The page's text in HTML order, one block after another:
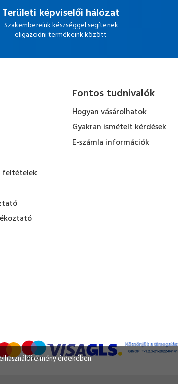
Területi képviselői hálózat
Szakembereink készséggel segítenek
eligazodni termékeink között
feltételek
Fontos tudnivalók
Hogyan vásárolhatok
Gyakran ismételt kérdések
E-számla információk
élmény érdekében.